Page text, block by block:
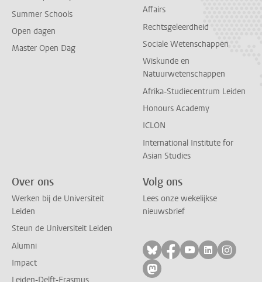
Summer Schools
Open dagen
Master Open Dag
Affairs
Rechtsgeleerdheid
Sociale Wetenschappen
Wiskunde en
Natuurwetenschappen
Afrika-Studiecentrum Leiden
Honours Academy
ICLON
International Institute for
Asian Studies
Over ons
Werken bij de Universiteit
Leiden
Steun de Universiteit Leiden
Alumni
Impact
Volg ons
Lees onze wekelijkse
nieuwsbrief
Volg ons op bluesky
Volg ons op
Volg ons op
Volg ons
Volg
Volg ons op mastodon